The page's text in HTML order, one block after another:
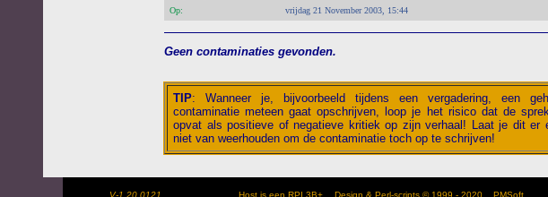
Op:
vrijdag 21 November 2003, 15:44
Geen contaminaties gevonden.
TIP: Wanneer je, bijvoorbeeld tijdens een vergadering, een
contaminatie meteen gaat opschrijven, loop je het risico dat de
opvat als positieve of negatieve kritiek op zijn verhaal! Laat je dit er
niet van weerhouden om de contaminatie toch op te schrijven!
V-1.20.0121 Host is een RPI 3B+ Design & Perl-scripts © 1999 - 2020 PMSoft